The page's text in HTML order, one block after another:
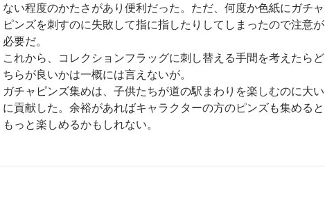
ない程度のかたさがあり便利だった。ただ、何度か色紙にガチャ
ピンズを刺すのに失敗して指に指したりしてしまったので注意が
必要だ。
これから、コレクションフラッグに刺し替える手間を考えたらど
ちらが良いかは一概には言えないが。
ガチャピンズ集めは、子供たちが道の駅まわりを楽しむのに大い
に貢献した。余裕があればキャラクターの方のピンズも集めると
もっと楽しめるかもしれない。